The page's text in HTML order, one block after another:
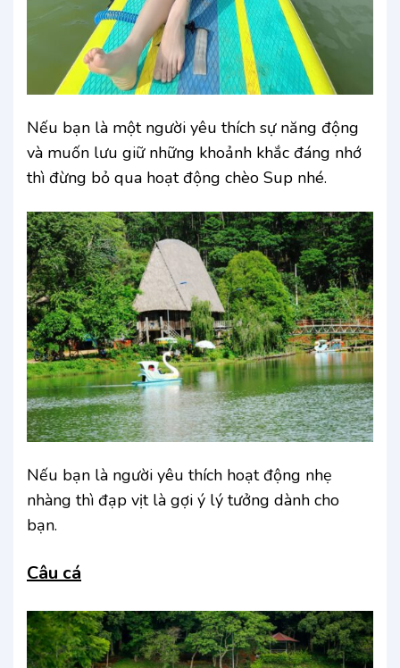
Nếu bạn là một người yêu thích sự năng động
và muốn lưu giữ những khoảnh khắc đáng nhớ
thì đừng bỏ qua hoạt động chèo Sup nhé.
Nếu bạn là người yêu thích hoạt động nhẹ
nhàng thì đạp vịt là gợi ý lý tưởng dành cho
bạn.
Câu cá